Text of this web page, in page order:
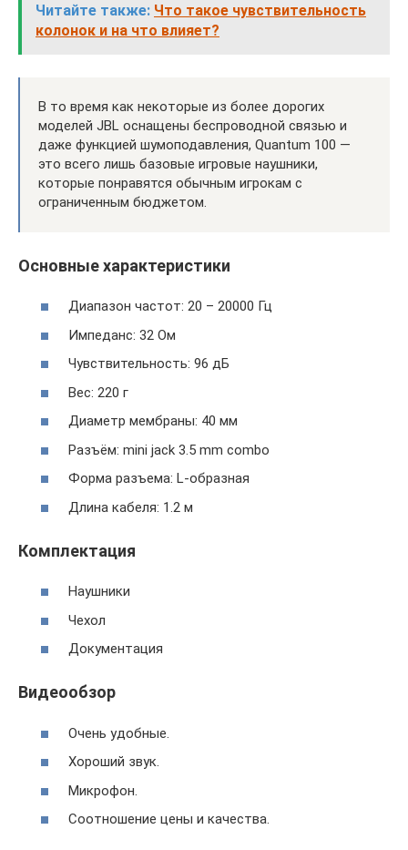
Читайте также: Что такое чувствительность
колонок и на что влияет?
В то время как некоторые из более дорогих
моделей JBL оснащены беспроводной связью и
даже функцией шумоподавления, Quantum 100 —
это всего лишь базовые игровые наушники,
которые понравятся обычным игрокам с
ограниченным бюджетом.
Основные характеристики
Диапазон частот: 20 – 20000 Гц
Импеданс: 32 Ом
Чувствительность: 96 дБ
Вес: 220 г
Диаметр мембраны: 40 мм
Разъём: mini jack 3.5 mm combo
Форма разъема: L-образная
Длина кабеля: 1.2 м
Комплектация
Наушники
Чехол
Документация
Видеообзор
Очень удобные.
Хороший звук.
Микрофон.
Соотношение цены и качества.